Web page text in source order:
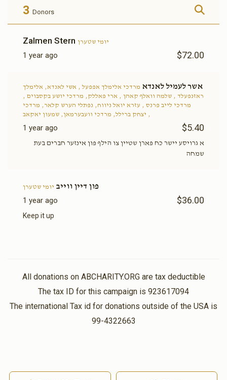
3 Donors
Zalmen Stern יומי שטערן
1 year ago $72.00
אשר לעמיל לאנדא מרדכי אלימלך אפפעל , אשי לאנדא, אלימלך
ראזנפעלד , שלמה וואלף קאהן , ארי פאללק, מרדכי יושע בקסבוים ,
מרדכי לייב פרנס , עזרא יואל ניווח, נפתלי הערש קלאר, מרדכי
יצחק ברילל, מרדכי וועבערמאן, שמעון יאקאב ,
1 year ago $5.40
א גרויסע יישר כח פארן שטיין צו הילף פון אינזער חברים בעת
שמחה
פון דיין ווייב יומי שטערן
1 year ago $36.00
Keep it up
All donations on ABCHARITY.ORG are tax deductible
The tax ID for this campaign is 923617094
The international Tax id for donations outside of the USA is
99-4322663